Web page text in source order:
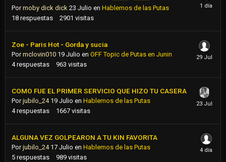
Pormoby dick dick 23 Julio en Hablemos de las Putas
18 respuestas 2901 visitas
Zoe - Paris Hot - Gorda y sucia
Pormclovin010 19 Julio en OFF Topic de Putas en Junin
4 respuestas 963 visitas
COMO FUE EL PRIMER SERVICIO QUE HIZO TU CASERA
Porjubilo_24 19 Julio en Hablemos de las Putas
4 respuestas 1667 visitas
ALGUNA VEZ GOLPEARON A TU KIN FAVORITA
Porjubilo_24 17 Julio en Hablemos de las Putas
5 respuestas 989 visitas